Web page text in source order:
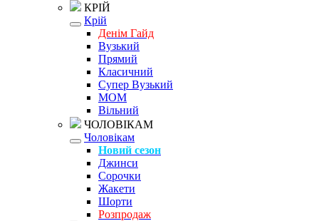
КРІЙ
Крій
Денім Гайд
Вузький
Прямий
Класичний
Супер Вузький
MOM
Вільний
ЧОЛОВІКАМ
Чоловікам
Новий сезон
Джинси
Сорочки
Жакети
Шорти
Розпродаж